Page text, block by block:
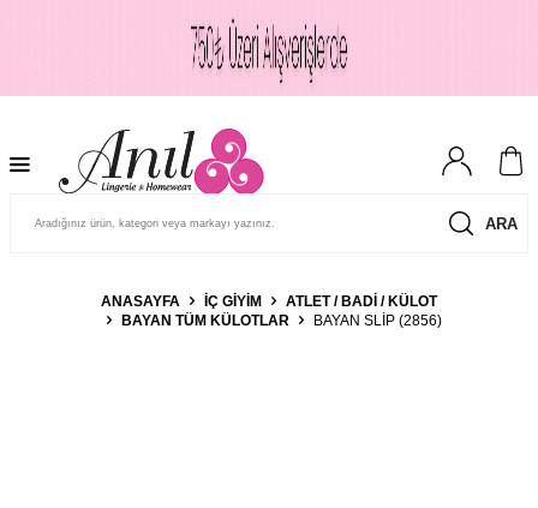
ARA
ANASAYFA İÇ GIYIM
ATLET / BADI / KÜLOT
BAYAN TÜM KÜLOTLAR
BAYAN SLIP (2856)